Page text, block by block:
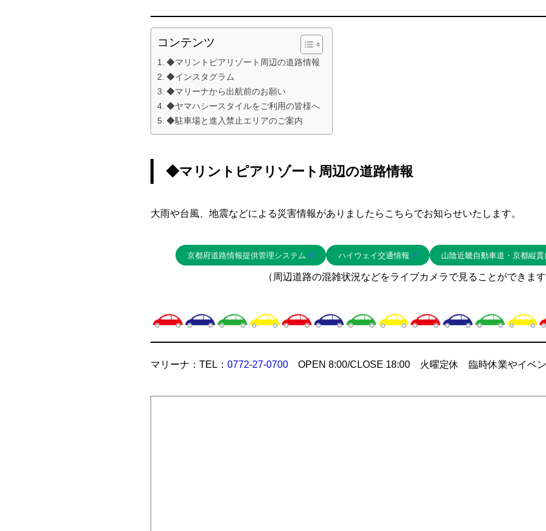
コンテンツ
◆マリントピアリゾート周辺の道路情報
◆インスタグラム
◆マリーナから出航前のお願い
◆ヤマハシースタイルをご利用の皆様へ
◆駐車場と進入禁止エリアのご案内
◆マリントピアリゾート周辺の道路情報
大雨や台風、地震などによる災害情報がありましたらこちらでお知らせいたします。
京都府道路情報提供管理システム ハイウェイ交通情報 山陰近畿自動車道・京都縦
（周辺道路の混雑状況などをライブカメラで見ることができます
マリーナ：TEL： 0772-27-0700 OPEN 8:00/CLOSE 18:00 火曜定休 臨時休業やイベン